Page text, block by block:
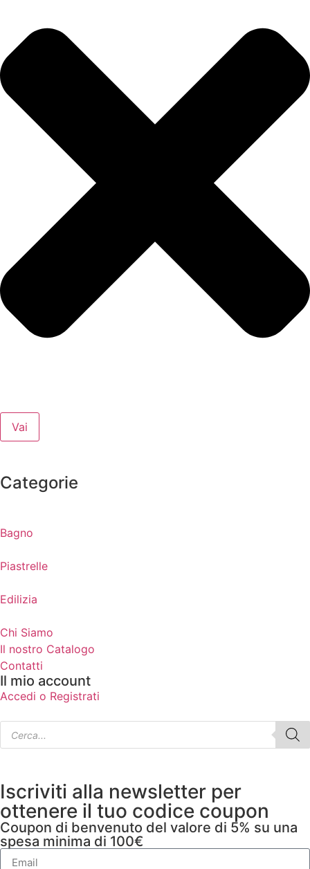
Vai
Categorie
Bagno
Piastrelle
Edilizia
Chi Siamo
Il nostro Catalogo
Contatti
Il mio account
Accedi o Registrati
Iscriviti alla newsletter per
ottenere il tuo codice coupon
Coupon di benvenuto del valore di 5% su una
spesa minima di 100€